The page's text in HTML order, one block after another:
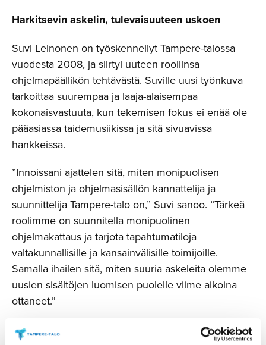
Harkitsevin askelin, tulevaisuuteen uskoen
Suvi Leinonen on työskennellyt Tampere-talossa
vuodesta 2008, ja siirtyi uuteen rooliinsa
ohjelmapäällikön tehtävästä. Suville uusi työnkuva
tarkoittaa suurempaa ja laaja-alaisempaa
kokonaisvastuuta, kun tekemisen fokus ei enää ole
pääasiassa taidemusiikissa ja sitä sivuavissa
hankkeissa.
”Innoissani ajattelen sitä, miten monipuolisen
ohjelmiston ja ohjelmasisällön kannattelija ja
suunnittelija Tampere-talo on,” Suvi sanoo. ”Tärkeä
roolimme on suunnitella monipuolinen
ohjelmakattaus ja tarjota tapahtumatiloja
valtakunnallisille ja kansainvälisille toimijoille.
Samalla ihailen sitä, miten suuria askeleita olemme
uusien sisältöjen luomisen puolelle viime aikoina
ottaneet.”
Pitkään talossa olleena Suvin pulpetti on ollut